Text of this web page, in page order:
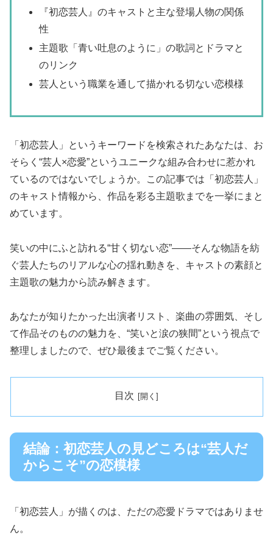
『初恋芸人』のキャストと主な登場人物の関係
性
主題歌「青い吐息のように」の歌詞とドラマと
のリンク
芸人という職業を通して描かれる切ない恋模様
「初恋芸人」というキーワードを検索されたあなたは、お
そらく“芸人×恋愛”というユニークな組み合わせに惹かれ
ているのではないでしょうか。この記事では「初恋芸人」
のキャスト情報から、作品を彩る主題歌までを一挙にまと
めています。
笑いの中にふと訪れる“甘く切ない恋”――そんな物語を紡
ぐ芸人たちのリアルな心の揺れ動きを、キャストの素顔と
主題歌の魅力から読み解きます。
あなたが知りたかった出演者リスト、楽曲の雰囲気、そし
て作品そのものの魅力を、“笑いと涙の狭間”という視点で
整理しましたので、ぜひ最後までご覧ください。
目次
結論：初恋芸人の見どころは“芸人だ
からこそ”の恋模様
「初恋芸人」が描くのは、ただの恋愛ドラマではありませ
ん。